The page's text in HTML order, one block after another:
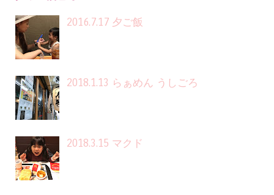
2016.7.17 夕ご飯
2018.1.13 らぁめん うしごろ
2018.3.15 マクド